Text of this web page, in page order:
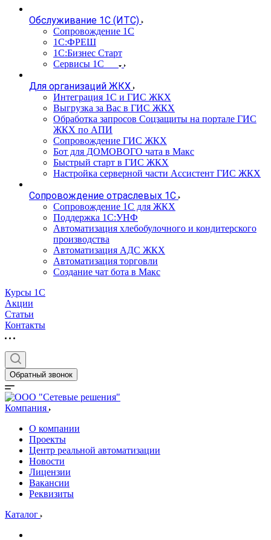
Обслуживание 1С (ИТС)
Сопровождение 1С
1С:ФРЕШ
1С:Бизнес Старт
Сервисы 1С
Для организаций ЖКХ
Интеграция 1С и ГИС ЖКХ
Выгрузка за Вас в ГИС ЖКХ
Обработка запросов Соцзащиты на портале ГИС
ЖКХ по АПИ
Сопровождение ГИС ЖКХ
Бот для ДОМОВОГО чата в Макс
Быстрый старт в ГИС ЖКХ
Настройка серверной части Ассистент ГИС ЖКХ
Сопровождение отраслевых 1С
Сопровождение 1С для ЖКХ
Поддержка 1С:УНФ
Автоматизация хлебобулочного и кондитерского
производства
Автоматизация АДС ЖКХ
Автоматизация торговли
Создание чат бота в Макс
Курсы 1С
Акции
Статьи
Контакты
Обратный звонок
Компания
О компании
Проекты
Центр реальной автоматизации
Новости
Лицензии
Вакансии
Реквизиты
Каталог